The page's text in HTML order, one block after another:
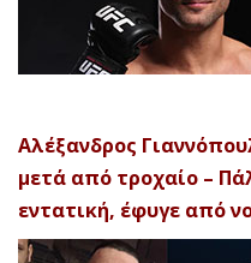
Αλέξανδρος
μετά από τροχαίο –
εντατική, έφυγε από